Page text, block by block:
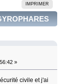
IMPRIMER
spéciaux
»
civile et j'ai